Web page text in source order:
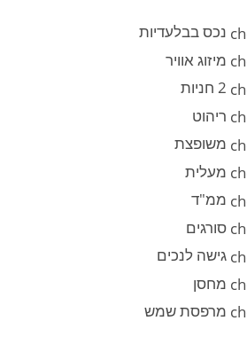
נכס בבלעדיות
מיזוג אוויר
2 חניות
ריהוט
משופצת
מעלית
ממ"ד
סורגים
גישה לנכים
מחסן
מרפסת שמש